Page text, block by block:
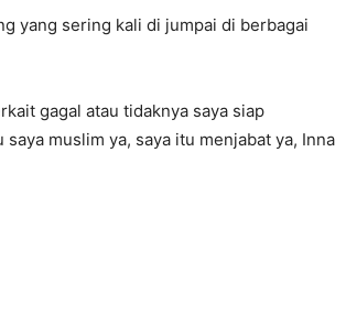
yang sering kali di jumpai di berbagai
gagal atau tidaknya saya siap
muslim ya, saya itu menjabat ya, Inna